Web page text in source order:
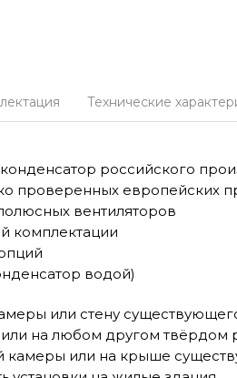
Технические
российского
проверенных европейских
вентиляторов
комплектации
водой)
или стену
на любом другом твёрдом
камеры или на крыше